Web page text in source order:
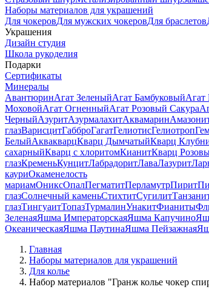
Наборы материалов для украшений
Для чокеровДля мужских чокеровДля браслетов
Украшения
Дизайн студия
Школа рукоделия
Подарки
Сертификаты
Минералы
АвантюринАгат ЗеленыйАгат БамбуковыйАгат
МоховойАгат ОгненныйАгат Розовый Сакура
ЧерныйАзуритАзурмалахитАквамарин
глазВарисцитГабброГагатГелиотисГелиотроп
БелыйАквакварцКварц ДымчатыйКварц
сахарныйКварц с хлоритомКианитКварц
глазКременьКунцитЛабрадоритЛаваЛазурит
кауриОкаменелость
мариамОниксОпалПегматитПерламутрПирит
глазСолнечный каменьСтихтитСугилит
глазТингуаитТопазТурмалинУнакитФианиты
ЗеленаяЯшма ИмператорскаяЯшма Капучино
ОкеаническаяЯшма ПаутинаЯшма Пейзажная
Главная
Наборы материалов для украшений
Для колье
Набор материалов "Гранж колье чокер